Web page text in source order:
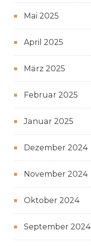
Mai 2025
April 2025
März 2025
Februar 2025
Januar 2025
Dezember 2024
November 2024
Oktober 2024
September 2024